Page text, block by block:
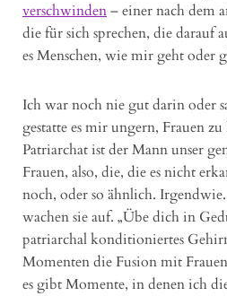
verschwinden– einer nach dem
die für sich sprechen, die darauf
es Menschen, wie mir geht oder
Ich war noch nie gut darin oder
gestatte es mir ungern, Frauen
Patriarchat ist der Mann unser
Frauen, also, die, die es nicht
noch, oder so ähnlich.
wachen sie auf. „Übe dich in
patriarchal konditioniertes
Momenten die Fusion mit
es gibt Momente, in denen ich